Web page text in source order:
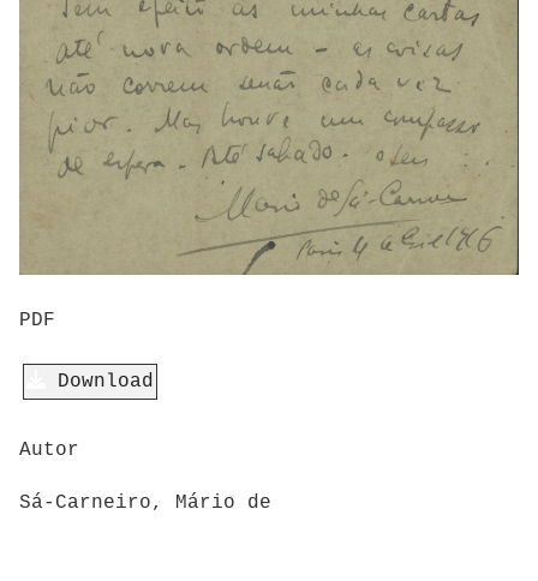
PDF
Download
Autor
Sá-Carneiro, Mário de